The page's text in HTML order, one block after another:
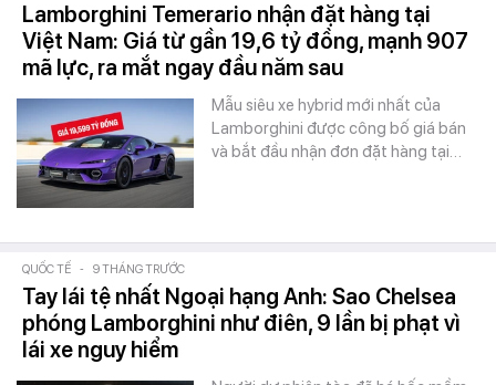
Lamborghini Temerario nhận đặt hàng tại
Việt Nam: Giá từ gần 19,6 tỷ đồng, mạnh 907
mã lực, ra mắt ngay đầu năm sau
Mẫu siêu xe hybrid mới nhất của
Lamborghini được công bố giá bán
và bắt đầu nhận đơn đặt hàng tại…
QUỐC TẾ - 9 THÁNG TRƯỚC
Tay lái tệ nhất Ngoại hạng Anh: Sao Chelsea
phóng Lamborghini như điên, 9 lần bị phạt vì
lái xe nguy hiểm